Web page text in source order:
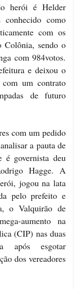
herói é Helder
como
com os
Colônia, sendo o
com 984votos.
e deixou o
um contrato
de futuro
com um pedido
a pauta de
é governista deu
Hagge. A
jogou na lata
pelo prefeito e
o Valquirão de
aumento na
(CIP) nas duas
após esgotar
dos vereadores